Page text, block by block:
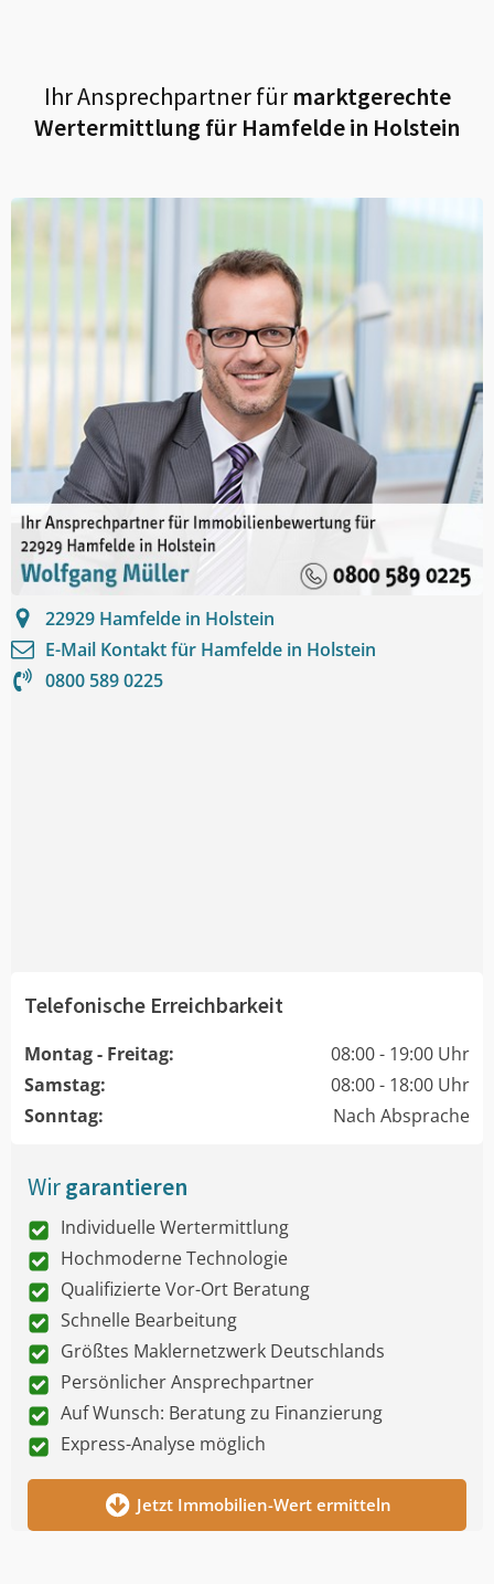
Ihr Ansprechpartner fürmarktgerechte
Wertermittlung für Hamfelde in Holstein
22929 Hamfelde in Holstein
E-Mail Kontakt für Hamfelde in Holstein
0800 589 0225
Telefonische Erreichbarkeit
Montag - Freitag:
08:00 - 19:00 Uhr
Samstag:
08:00 - 18:00 Uhr
Sonntag:
Nach Absprache
Wirgarantieren
Individuelle Wertermittlung
Hochmoderne Technologie
Qualifizierte Vor-Ort Beratung
Schnelle Bearbeitung
Größtes Maklernetzwerk Deutschlands
Persönlicher Ansprechpartner
Auf Wunsch: Beratung zu Finanzierung
Express-Analyse möglich
Jetzt Immobilien-Wert ermitteln